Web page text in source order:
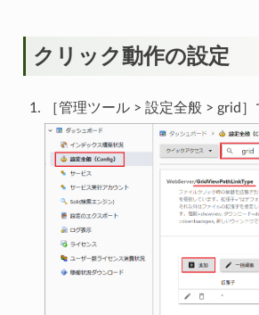
クリック動作の設定
［管理ツール > 設定全般 > grid］